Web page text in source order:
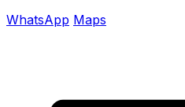
WhatsApp Maps